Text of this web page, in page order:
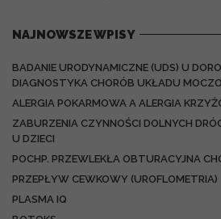
NAJNOWSZE WPISY
BADANIE URODYNAMICZNE (UDS) U
DIAGNOSTYKA CHORÓB UKŁADU
ALERGIA POKARMOWA A ALERGIA
ZABURZENIA CZYNNOŚCI DOLNYCH
U DZIECI
POCHP. PRZEWLEKŁA OBTURACYJNA
PRZEPŁYW CEWKOWY (UROFLOMETRIA)
PLASMA IQ